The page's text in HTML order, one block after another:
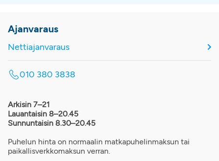
Ajanvaraus
Nettiajanvaraus
010 380 3838
Arkisin 7–21
Lauantaisin 8–20.45
Sunnuntaisin 8.30–20.45
Puhelun hinta on normaalin matkapuhelinmaksun tai
paikallisverkkomaksun verran.